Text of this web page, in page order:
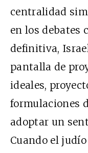
centralidad
en los debates
definitiva,
pantalla de
ideales,
formulaciones
adoptar un
Cuando el